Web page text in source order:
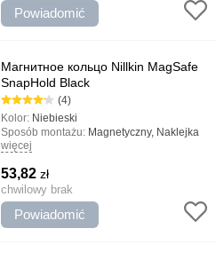
Powiadomić
Магнитное кольцо Nillkin MagSafe
SnapHold Black
(4)
Kolor: Niebieski
Sposób montażu: Magnetyczny, Naklejka
Rodzaj uchwytu:
mocowanie, Prosta instalacja, Połączenie
magnetyczne MagSafe
więcej
53,82zł
chwilowy brak
Powiadomić